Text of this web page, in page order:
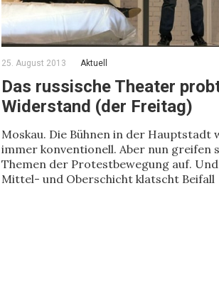
25. August 2013 Aktuell
Das russische Theater
Widerstand (der Freitag)
Moskau. Die Bühnen in der Hauptstadt
immer konventionell. Aber nun greifen
Themen der Protestbewegung auf.
Mittel- und Oberschicht klatscht Beifall